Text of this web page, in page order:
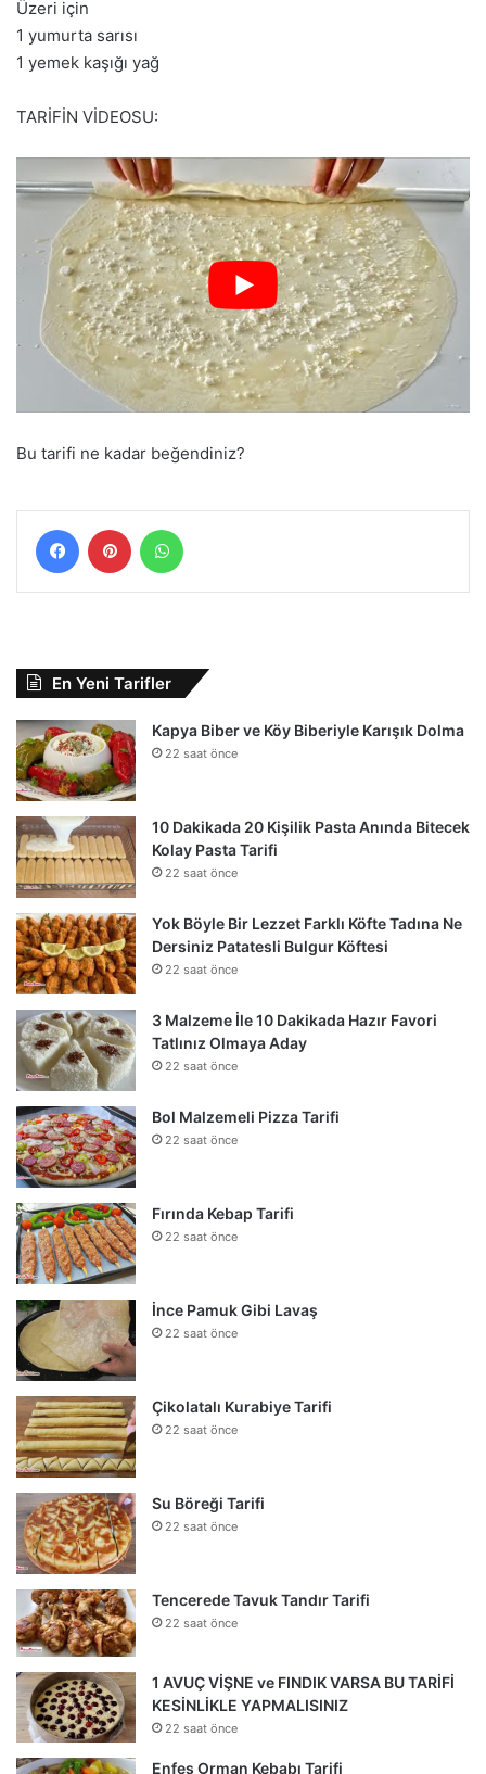
Üzeri için
1 yumurta sarısı
1 yemek kaşığı yağ
TARİFİN VİDEOSU:
Bu tarifi ne kadar beğendiniz?
FacebookPinterest
En Yeni Tarifler
Kapya Biber ve Köy Biberiyle Karışık Dolma
22 saat önce
10 Dakikada 20 Kişilik Pasta Anında Bitecek
Kolay Pasta Tarifi
22 saat önce
Yok Böyle Bir Lezzet Farklı Köfte Tadına Ne
Dersiniz Patatesli Bulgur Köftesi
22 saat önce
3 Malzeme İle 10 Dakikada Hazır Favori
Tatlınız Olmaya Aday
22 saat önce
Bol Malzemeli Pizza Tarifi
22 saat önce
Fırında Kebap Tarifi
22 saat önce
İnce Pamuk Gibi Lavaş
22 saat önce
Çikolatalı Kurabiye Tarifi
22 saat önce
Su Böreği Tarifi
22 saat önce
Tencerede Tavuk Tandır Tarifi
22 saat önce
1 AVUÇ VİŞNE ve FINDIK VARSA BU TARİFİ
KESİNLİKLE YAPMALISINIZ
22 saat önce
Enfes Orman Kebabı Tarifi